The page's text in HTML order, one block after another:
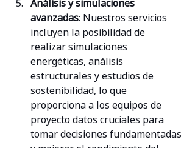
Análisis y simulaciones
avanzadas: Nuestros servicios
incluyen la posibilidad de
realizar simulaciones
energéticas, análisis
estructurales y estudios de
sostenibilidad, lo que
proporciona a los equipos de
proyecto datos cruciales para
tomar decisiones fundamentadas